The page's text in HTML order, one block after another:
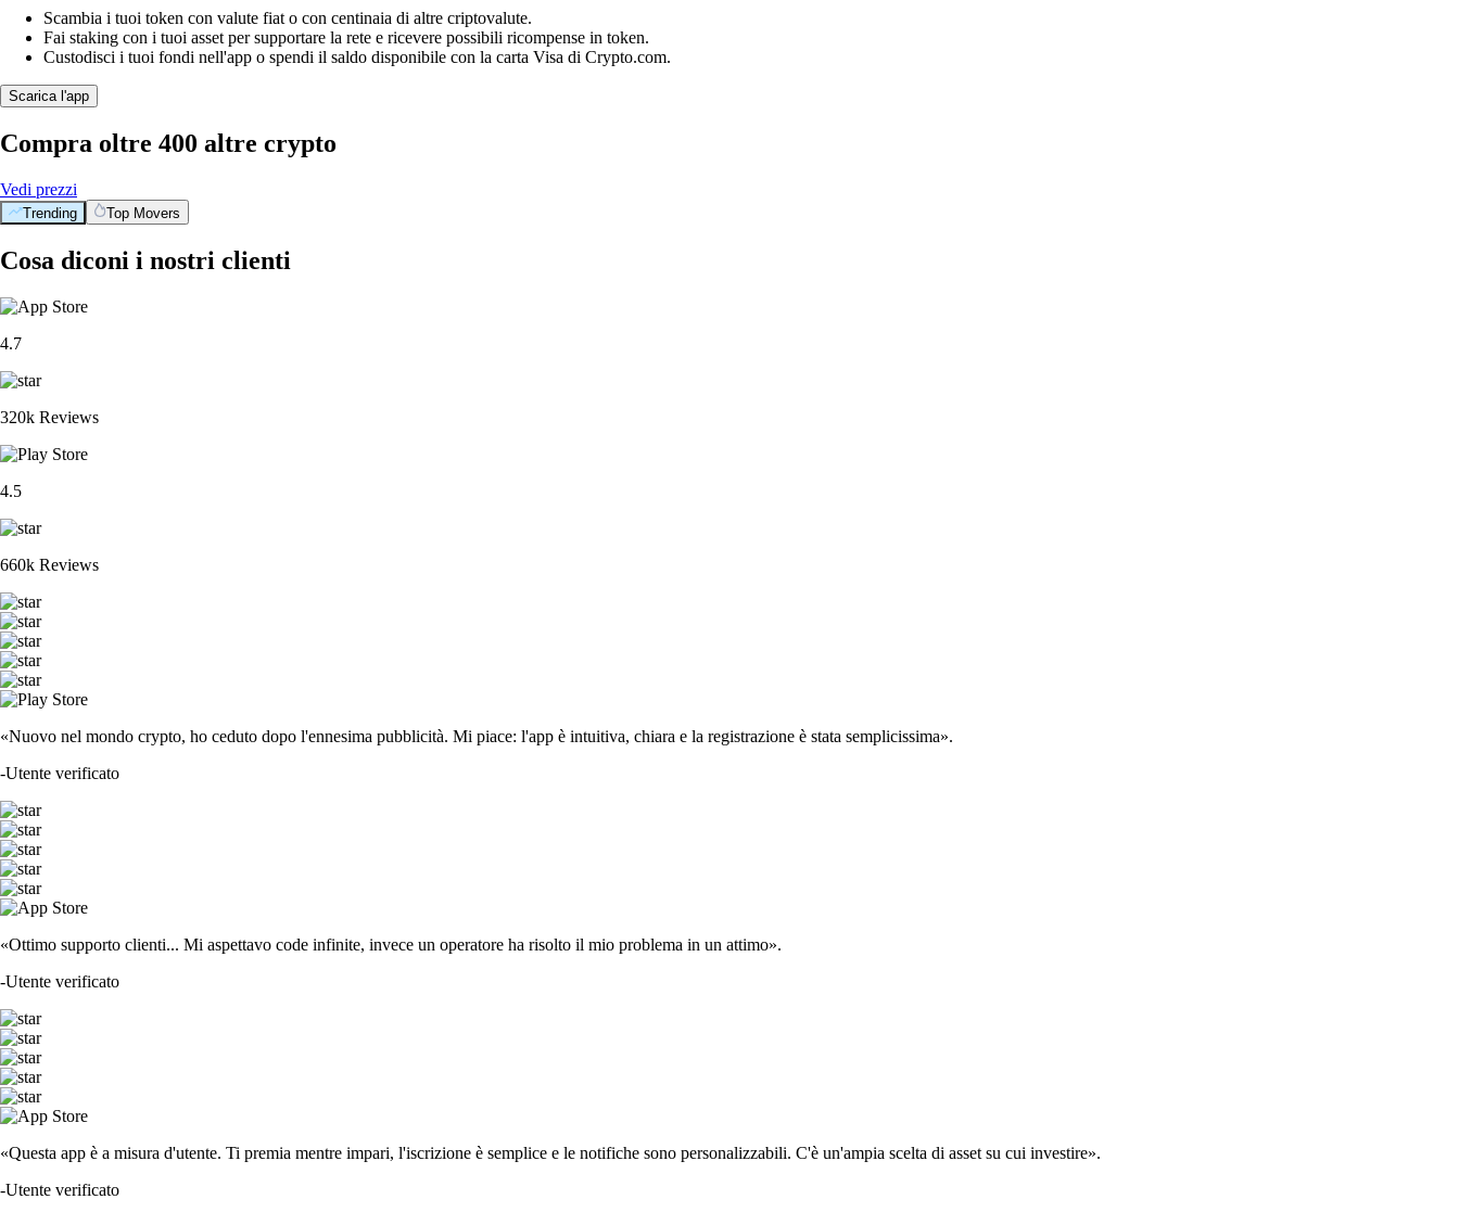
Scambia i tuoi token con valute fiat o con centinaia di altre criptovalute.
Fai staking con i tuoi asset per supportare la rete e ricevere possibili ricompense in token.
Custodisci i tuoi fondi nell'app o spendi il saldo disponibile con la carta Visa di Crypto.com.
Scarica l'app
Compra oltre 400 altre crypto
Vedi prezzi
Trending Top Movers
Cosa diconi i nostri clienti
4.7
320k Reviews
4.5
660k Reviews
«Nuovo nel mondo crypto, ho ceduto dopo l'ennesima pubblicità. Mi piace: l'app è intuitiva, chiara e la registrazione è stata semplicissima».
-Utente verificato
«Ottimo supporto clienti... Mi aspettavo code infinite, invece un operatore ha risolto il mio problema in un attimo».
-Utente verificato
«Questa app è a misura d'utente. Ti premia mentre impari, l'iscrizione è semplice e le notifiche sono personalizzabili. C'è un'ampia scelta di asset su cui investire».
-Utente verificato